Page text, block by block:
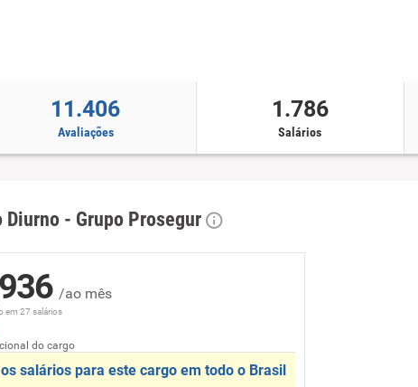
11.406
Avaliações
1.786
Salários
- Grupo Prosegur
/ao mês
em 27 salários
do cargo
salários para este cargo em todo o Brasil